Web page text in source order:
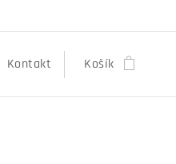
Kontakt Košík